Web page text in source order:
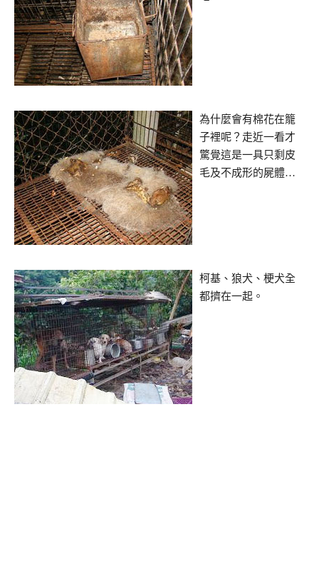
為什麼會有棉花在籠
子裡呢？走近一看才
驚覺這是一具只剩皮
毛及不成形的屍體…
柯基、狼犬、梗犬全
都擠在一起。